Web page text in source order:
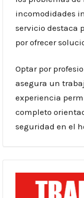
incomodidades
servicio destaca
por ofrecer
Optar por
asegura un
experiencia
completo
seguridad en el